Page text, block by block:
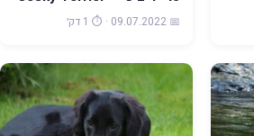
📅 09.07.2022 · ⏱️ 1 דק׳